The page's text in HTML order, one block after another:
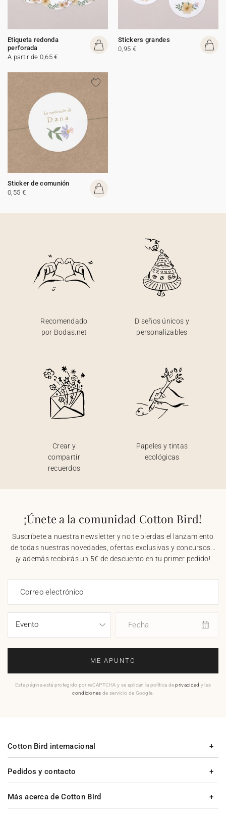
Etiqueta redonda
perforada
A partir de 0,65 €
Stickers grandes
0,95 €
Sticker de comunión
0,55 €
Recomendado
por Bodas.net
Diseños únicos y
personalizables
Crear y
compartir
recuerdos
Papeles y tintas
ecológicas
¡Únete a la comunidad Cotton Bird!
Suscríbete a nuestra newsletter y no te pierdas el lanzamiento
de todas nuestras novedades, ofertas exclusivas y concursos...
¡y además recibirás un 5€ de descuento en tu primer pedido!
Correo electrónico
Fecha
ME APUNTO
Esta página está protegido por reCAPTCHA y se aplican la política deprivacidad y las
condiciones de servicio de Google.
Pedidos y contacto
Más acerca de Cotton Bird
Cotton Bird internacional